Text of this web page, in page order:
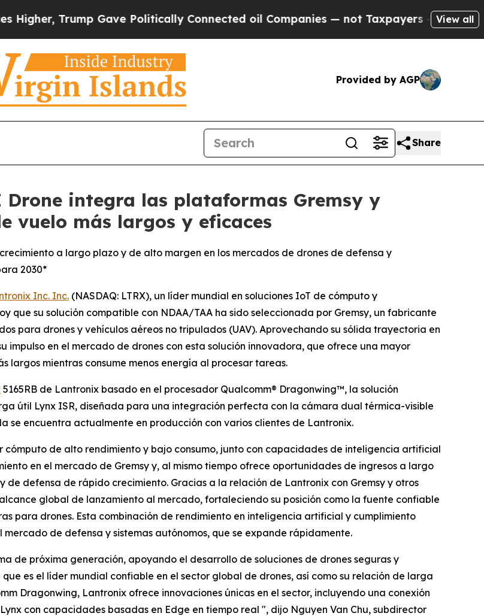
Gave Politically Connected oil Companies — not Taxpayers — the Chance to Cash
View all
Provided by AGP
Share
integra las plataformas Gremsy y
vuelo más largos y eficaces
a largo plazo y de alto margen en los mercados de drones de defensa y
2030*
Inc. Inc. (NASDAQ: LTRX), un líder mundial en soluciones IoT de cómputo y
que su solución compatible con NDAA/TAA ha sido seleccionada por Gremsy, un fabricante
para drones y vehículos aéreos no tripulados (UAV). Aprovechando su sólida trayectoria en
en el mercado de drones con esta solución innovadora, que ofrece una mayor
mientras consume menos energía al procesar tareas.
5165RB de Lantronix basado en el procesador Qualcomm® Dragonwing™, la solución
útil Lynx ISR, diseñada para una integración perfecta con la cámara dual térmica-visible
se encuentra actualmente en producción con varios clientes de Lantronix.
de alto rendimiento y bajo consumo, junto con capacidades de inteligencia artificial
en el mercado de Gremsy y, al mismo tiempo ofrece oportunidades de ingresos a largo
de defensa de rápido crecimiento. Gracias a la relación de Lantronix con Gremsy y otros
global de lanzamiento al mercado, fortaleciendo su posición como la fuente confiable
para drones. Esta combinación de rendimiento en inteligencia artificial y cumplimiento
de defensa y sistemas autónomos, que se expande rápidamente.
de próxima generación, apoyando el desarrollo de soluciones de drones seguras y
es el líder mundial confiable en el sector global de drones, así como su relación de larga
Dragonwing, Lantronix ofrece innovaciones únicas en el sector, incluyendo una conexión
con capacidades basadas en Edge en tiempo real ", dijo Nguyen Van Chu, subdirector